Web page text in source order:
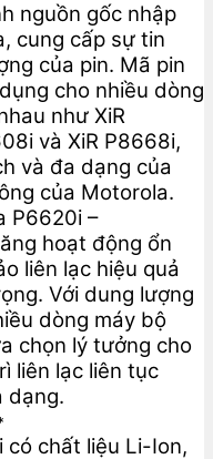
nguồn gốc nhập
cung cấp sự tin
của pin. Mã pin
cho nhiều dòng
như XiR
và XiR P8668i,
và đa dạng của
của Motorola.
P6620i –
hoạt động ổn
liên lạc hiệu quả
Với dung lượng
dòng máy bộ
chọn lý tưởng cho
liên lạc liên tục
dạng.
có chất liệu Li-Ion,